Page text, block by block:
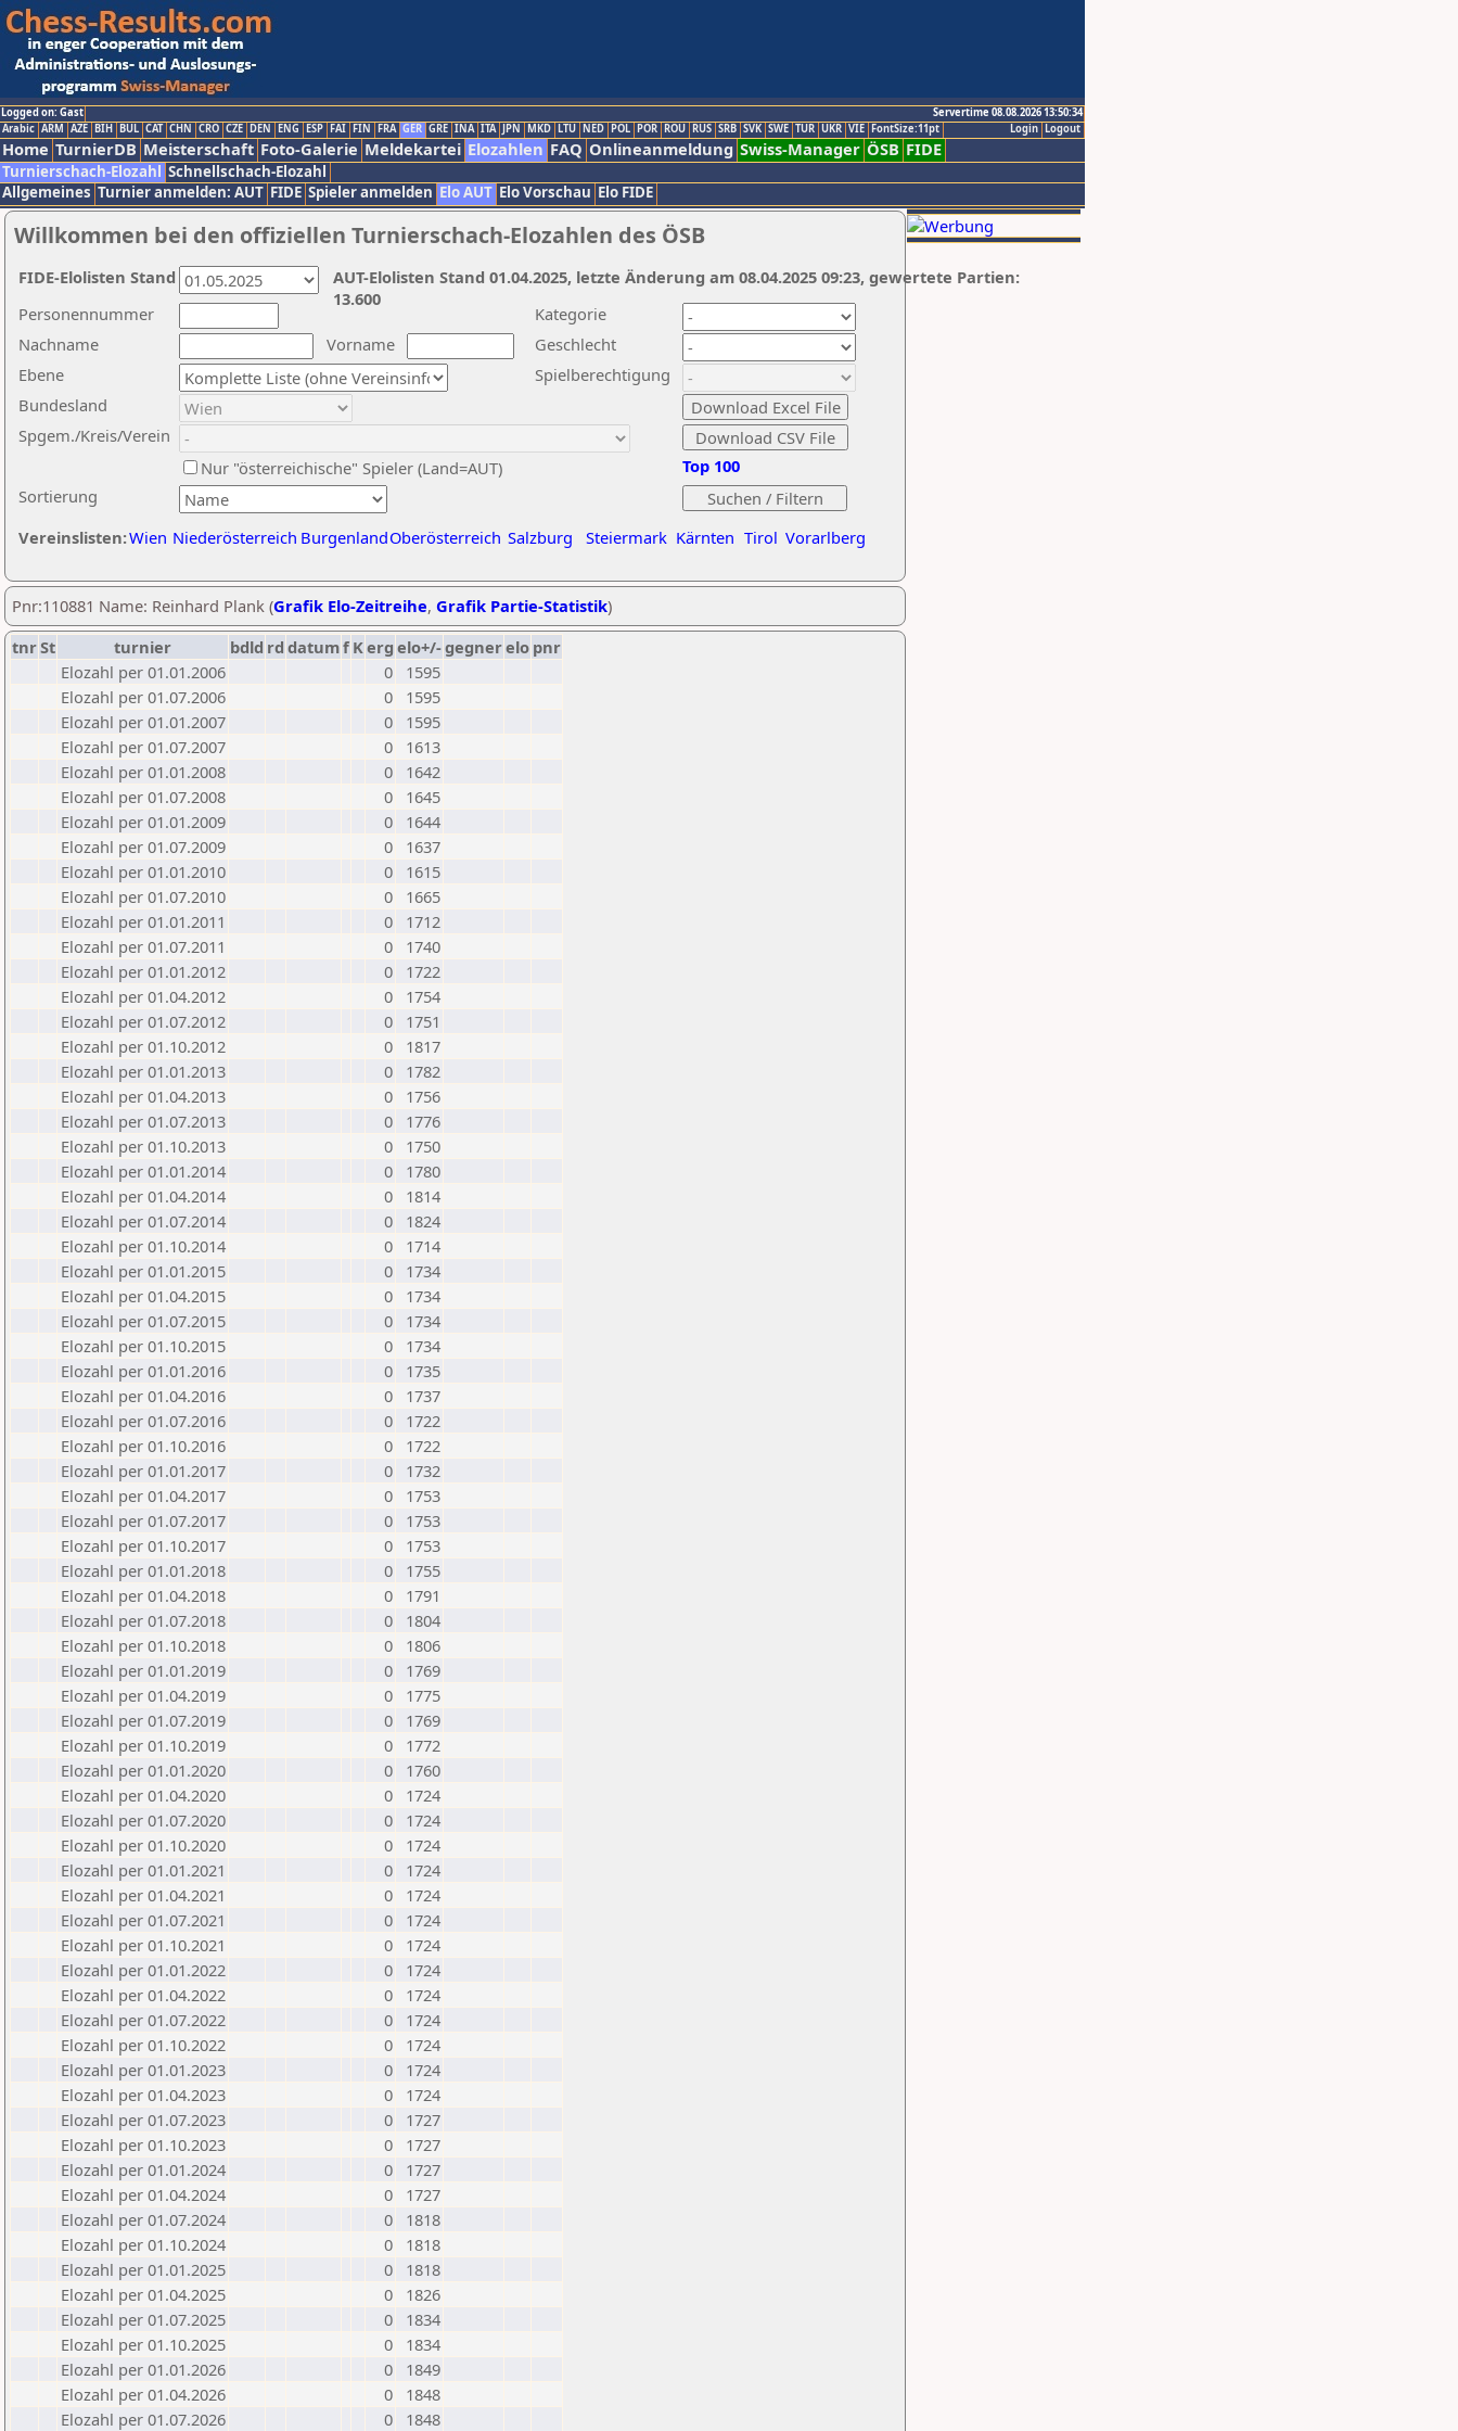
Logged on: Gast
Servertime 08.08.2026 13:50:34
Logout
Login
Arabic ARM AZE BIH BUL CAT CHN CRO CZE DEN ENG ESP FAI FIN FRA GER GRE INA ITA JPN MKD LTU NED POL POR ROU RUS SRB SVK SWE TUR UKR VIE FontSize:11pt
Home TurnierDB Meisterschaft Foto-Galerie Meldekartei Elozahlen FAQ Onlineanmeldung Swiss-Manager ÖSB FIDE
Turnierschach-Elozahl Schnellschach-Elozahl
Allgemeines Turnier anmelden: AUT FIDE Spieler anmelden Elo AUT Elo Vorschau Elo FIDE
Willkommen bei den offiziellen Turnierschach-Elozahlen des ÖSB
Nachname
Vorname
Ebene
Kategorie
Sortierung
Personennummer
Bundesland
Spgem./Kreis/Verein
Geschlecht
Nur "österreichische" Spieler (Land=AUT)
Spielberechtigung
Vereinslisten:Wien Niederösterreich BurgenlandOberösterreich Salzburg Steiermark Kärnten Tirol Vorarlberg
Top 100
AUT-Elolisten Stand 01.04.2025, letzte Änderung am 08.04.2025 09:23, gewertete Partien:
13.600
FIDE-Elolisten Stand
Pnr:110881 Name: Reinhard Plank (Grafik Elo-Zeitreihe, Grafik Partie-Statistik)
tnrSt turnier bdld rd datumf Kerg elo+/-gegnerelo pnr
Elozahl per 01.01.2006
0
1595
Elozahl per 01.07.2006
0
1595
Elozahl per 01.01.2007
0
1595
Elozahl per 01.07.2007
0
1613
Elozahl per 01.01.2008
0
1642
Elozahl per 01.07.2008
0
1645
Elozahl per 01.01.2009
0
1644
Elozahl per 01.07.2009
0
1637
Elozahl per 01.01.2010
0
1615
Elozahl per 01.07.2010
0
1665
Elozahl per 01.01.2011
0
1712
Elozahl per 01.07.2011
0
1740
Elozahl per 01.01.2012
0
1722
Elozahl per 01.04.2012
0
1754
Elozahl per 01.07.2012
0
1751
Elozahl per 01.10.2012
0
1817
Elozahl per 01.01.2013
0
1782
Elozahl per 01.04.2013
0
1756
Elozahl per 01.07.2013
0
1776
Elozahl per 01.10.2013
0
1750
Elozahl per 01.01.2014
0
1780
Elozahl per 01.04.2014
0
1814
Elozahl per 01.07.2014
0
1824
Elozahl per 01.10.2014
0
1714
Elozahl per 01.01.2015
0
1734
Elozahl per 01.04.2015
0
1734
Elozahl per 01.07.2015
0
1734
Elozahl per 01.10.2015
0
1734
Elozahl per 01.01.2016
0
1735
Elozahl per 01.04.2016
0
1737
Elozahl per 01.07.2016
0
1722
Elozahl per 01.10.2016
0
1722
Elozahl per 01.01.2017
0
1732
Elozahl per 01.04.2017
0
1753
Elozahl per 01.07.2017
0
1753
Elozahl per 01.10.2017
0
1753
Elozahl per 01.01.2018
0
1755
Elozahl per 01.04.2018
0
1791
Elozahl per 01.07.2018
0
1804
Elozahl per 01.10.2018
0
1806
Elozahl per 01.01.2019
0
1769
Elozahl per 01.04.2019
0
1775
Elozahl per 01.07.2019
0
1769
Elozahl per 01.10.2019
0
1772
Elozahl per 01.01.2020
0
1760
Elozahl per 01.04.2020
0
1724
Elozahl per 01.07.2020
0
1724
Elozahl per 01.10.2020
0
1724
Elozahl per 01.01.2021
0
1724
Elozahl per 01.04.2021
0
1724
Elozahl per 01.07.2021
0
1724
Elozahl per 01.10.2021
0
1724
Elozahl per 01.01.2022
0
1724
Elozahl per 01.04.2022
0
1724
Elozahl per 01.07.2022
0
1724
Elozahl per 01.10.2022
0
1724
Elozahl per 01.01.2023
0
1724
Elozahl per 01.04.2023
0
1724
Elozahl per 01.07.2023
0
1727
Elozahl per 01.10.2023
0
1727
Elozahl per 01.01.2024
0
1727
Elozahl per 01.04.2024
0
1727
Elozahl per 01.07.2024
0
1818
Elozahl per 01.10.2024
0
1818
Elozahl per 01.01.2025
0
1818
Elozahl per 01.04.2025
0
1826
Elozahl per 01.07.2025
0
1834
Elozahl per 01.10.2025
0
1834
Elozahl per 01.01.2026
0
1849
Elozahl per 01.04.2026
0
1848
Elozahl per 01.07.2026
0 1848